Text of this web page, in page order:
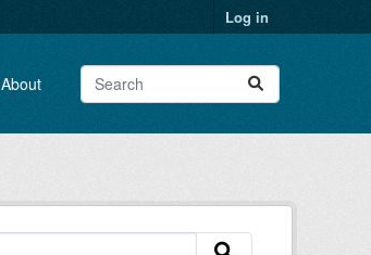
Log in
About